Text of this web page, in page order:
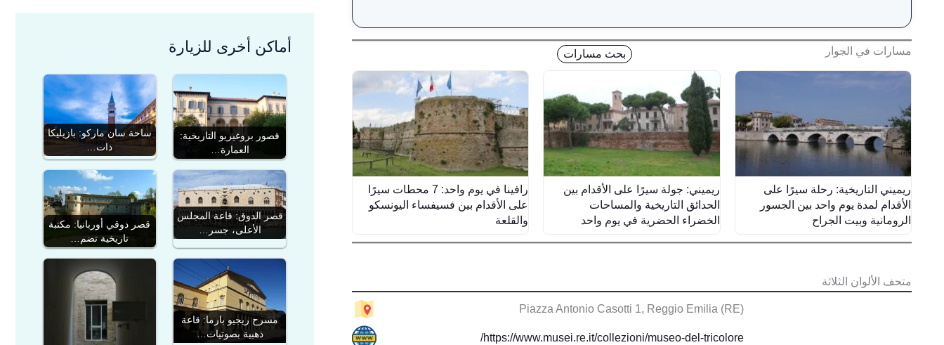
مسارات في الجوار بحث مسارات
ريميني التاريخية: رحلة سيرًا على
الأقدام لمدة يوم واحد بين الجسور
الرومانية وبيت الجراح
ريميني: جولة سيرًا على الأقدام بين
الحدائق التاريخية والمساحات
الخضراء الحضرية في يوم واحد
رافينا في يوم واحد: 7 محطات سيرًا
على الأقدام بين فسيفساء اليونسكو
والقلعة
متحف الألوان الثلاثة
Piazza Antonio Casotti 1, Reggio Emilia (RE)
https://www.musei.re.it/collezioni/museo-del-tricolore/
أماكن أخرى للزيارة
قصور بروغيريو التاريخية:
العمارة…
ساحة سان ماركو: بازيليكا
ذات…
قصر الدوق: قاعة المجلس
الأعلى، جسر…
قصر دوقي أوربانيا: مكتبة
تاريخية تضم…
مسرح ريجيو بارما: قاعة
ذهبية بصوتيات…